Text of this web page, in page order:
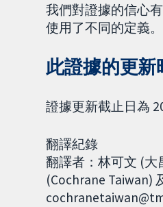
我們對證據的信心
使用了不同的定義
此證據的更新
證據更新截止日為
翻譯紀錄
翻譯者：林可文 (
(Cochrane Taiwan)